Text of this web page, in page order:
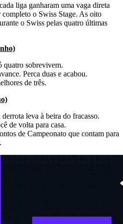
liga ganharam uma vaga direta
o Swiss Stage. As oito
o Swiss pelas quatro últimas
quatro sobrevivem.
Perca duas e acabou.
de três.
leva à beira do fracasso.
de volta para casa.
de Campeonato que contam para